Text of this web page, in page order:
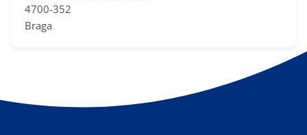
4700-352
Braga